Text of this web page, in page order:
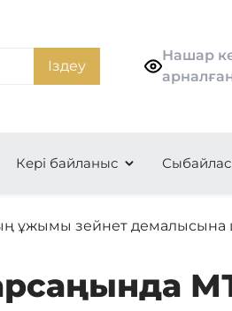
Іздеу
Нашар
Кері байланыс
ұжымы зейнет демалысына